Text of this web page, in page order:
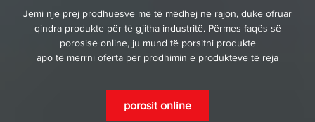
Jemi një prej prodhuesve më të mëdhej në rajon, duke ofruar
qindra produkte për të gjitha industritë. Përmes faqës së
porosisë online, ju mund të porsitni produkte
apo të merrni oferta për prodhimin e produkteve të reja
porosit online